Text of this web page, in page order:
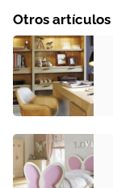
Otros artículos